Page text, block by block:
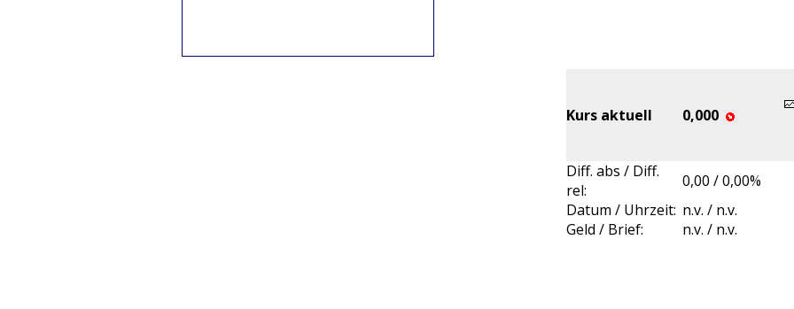
Kurs aktuell 0,000
Diff. abs / Diff.
rel:
0,00 / 0,00%
Datum / Uhrzeit: n.v. / n.v.
Geld / Brief:
n.v. / n.v.